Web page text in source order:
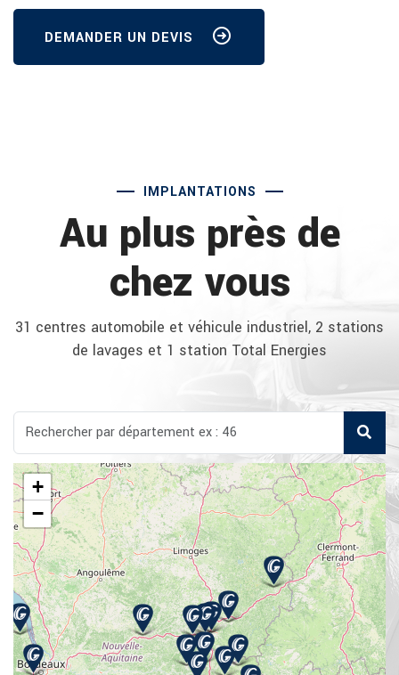
DEMANDER UN DEVIS
IMPLANTATIONS
Au plus près de
chez vous
31 centres automobile et véhicule industriel, 2 stations
de lavages et 1 station Total Energies
+
−